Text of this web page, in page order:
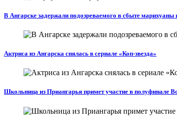
В Ангарске задержали подозреваемого в сбыте
Актриса из Ангарска снялась в сериале «Коп-звезда»
Школьница из Приангарья примет участие в полуфинале